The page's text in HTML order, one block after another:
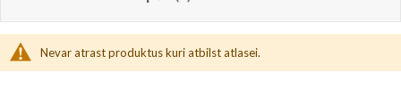
Nevar atrast produktus kuri atbilst atlasei.